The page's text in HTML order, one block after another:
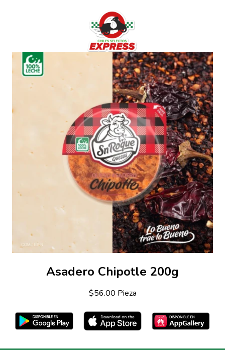
Asadero Chipotle 200g
$56.00 Pieza